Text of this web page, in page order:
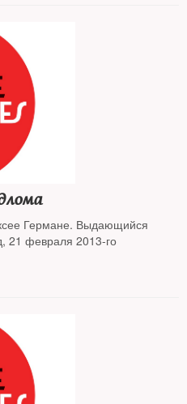
Германе. Выдающийся
21 февраля 2013-го